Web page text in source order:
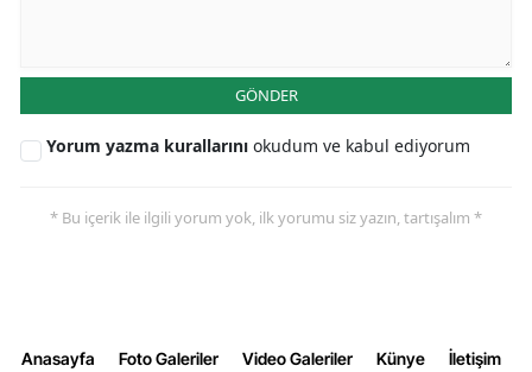
GÖNDER
Yorum yazma kurallarını okudum ve kabul ediyorum
* Bu içerik ile ilgili yorum yok, ilk yorumu siz yazın, tartışalım *
Anasayfa Foto Galeriler Video Galeriler Künye İletişim